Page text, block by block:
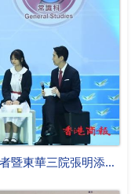
「科技教育學習領域」卓越教學獎得獎者暨東華三院張明添中學教師的梁偉業與兩名學生作分享。